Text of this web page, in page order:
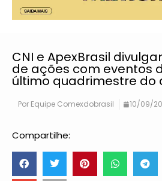
CNI e ApexBrasil
de ações com eventos
último quadrimestre do
Por Equipe Comexdobrasil 10/09/
Compartilhe: